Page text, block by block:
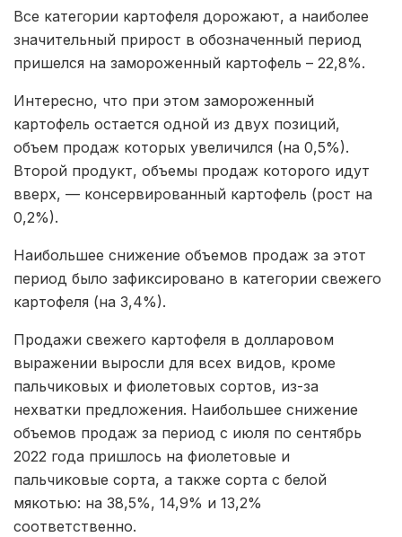
Все категории картофеля дорожают, а наиболее
значительный прирост в обозначенный период
пришелся на замороженный картофель – 22,8%.
Интересно, что при этом замороженный
картофель остается одной из двух позиций,
объем продаж которых увеличился (на 0,5%).
Второй продукт, объемы продаж которого идут
вверх, — консервированный картофель (рост на
0,2%).
Наибольшее снижение объемов продаж за этот
период было зафиксировано в категории свежего
картофеля (на 3,4%).
Продажи свежего картофеля в долларовом
выражении выросли для всех видов, кроме
пальчиковых и фиолетовых сортов, из-за
нехватки предложения. Наибольшее снижение
объемов продаж за период с июля по сентябрь
2022 года пришлось на фиолетовые и
пальчиковые сорта, а также сорта с белой
мякотью: на 38,5%, 14,9% и 13,2%
соответственно.